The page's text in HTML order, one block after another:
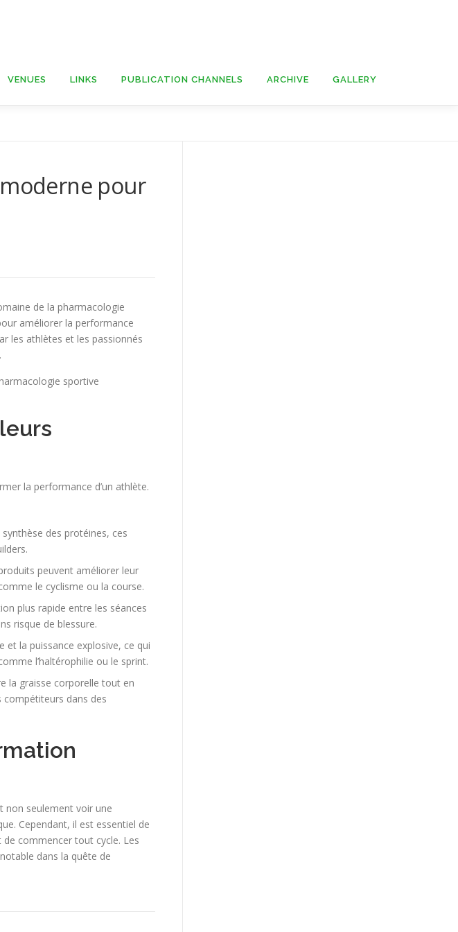
VENUES LINKS PUBLICATION CHANNELS ARCHIVE GALLERY
pour
de la pharmacologie
améliorer la performance
les athlètes et les passionnés
sportive
la performance d’un athlète.
des protéines, ces
peuvent améliorer leur
le cyclisme ou la course.
plus rapide entre les séances
risque de blessure.
et la puissance explosive, ce qui
l’haltérophilie ou le sprint.
la graisse corporelle tout en
dans des
non seulement voir une
Cependant, il est essentiel de
commencer tout cycle. Les
dans la quête de